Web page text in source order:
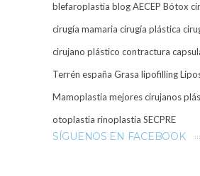
blefaroplastia blog AECEP Bótox
cirugía mamaria cirugía plástica
cirujano plástico contractura
Terrén españa Grasa lipofilling
Mamoplastia mejores cirujanos
otoplastia rinoplastia SECPRE
SÍGUENOS EN FACEBOOK